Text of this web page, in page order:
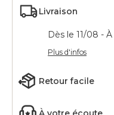
Livraison
Dès le 11/08 -
Plus d'infos
Retour facile